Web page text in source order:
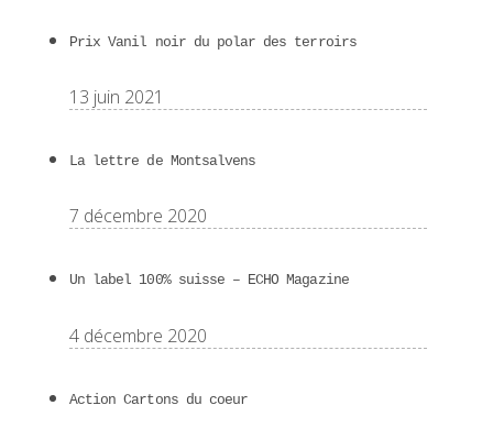
Prix Vanil noir du polar des terroirs
13 juin 2021
La lettre de Montsalvens
7 décembre 2020
Un label 100% suisse – ECHO Magazine
4 décembre 2020
Action Cartons du coeur